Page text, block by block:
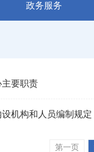
政务服务
要职责
机构和人员编制规定
第一页